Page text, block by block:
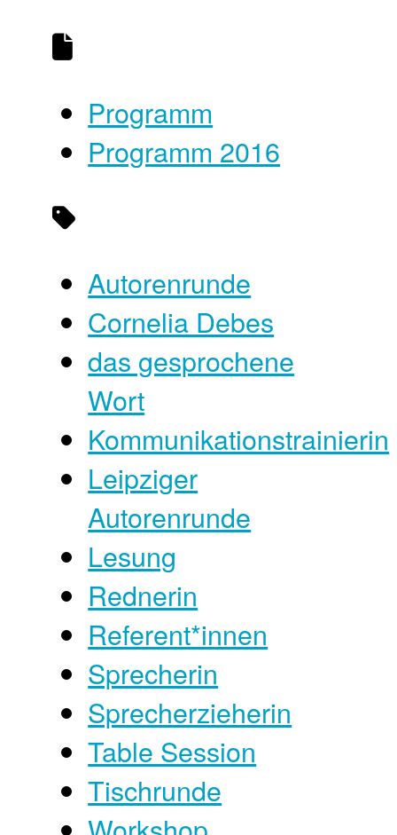
Programm
Programm 2016
Autorenrunde
Cornelia Debes
das gesprochene
Wort
Kommunikationstrainierin
Leipziger
Autorenrunde
Lesung
Rednerin
Referent*innen
Sprecherin
Sprecherzieherin
Table Session
Tischrunde